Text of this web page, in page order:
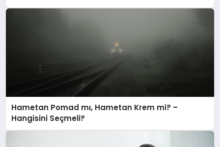
Hametan Pomad mı, Hametan Krem mi? –
Hangisini Seçmeli?